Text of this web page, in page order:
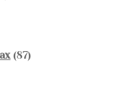
8787